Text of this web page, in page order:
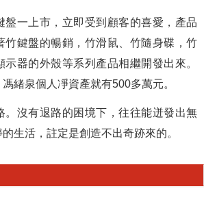
盤一上市，立即受到顧客的喜愛，產品
竹鍵盤的暢銷，竹滑鼠、竹隨身碟，竹
器的外殼等系列產品相繼開發出來。
緒泉個人凈資產就有500多萬元。
。沒有退路的困境下，往往能迸發出無
生活，註定是創造不出奇跡來的。